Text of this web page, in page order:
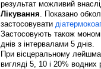
результат можливий
Лікування. Показано
застосовувати
Застосовують також
днів з інтервалами 5 днів.
При вісцеральному
вигляді 5, 10 і 20% водних